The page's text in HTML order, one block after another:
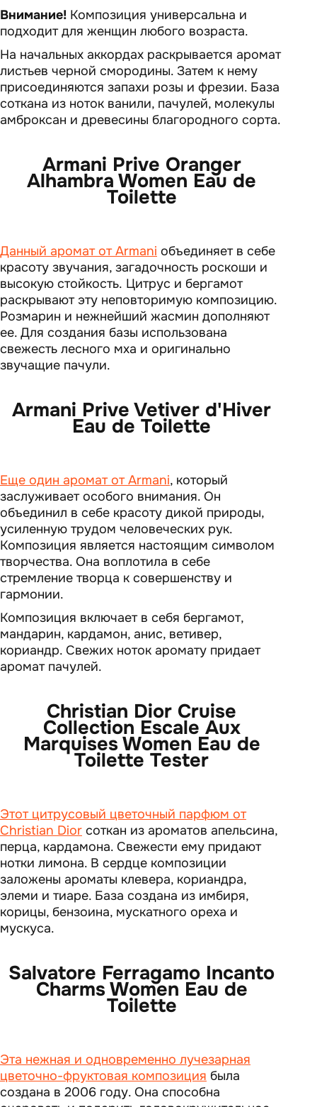
Внимание! Композиция универсальна и
подходит для женщин любого возраста.
На начальных аккордах раскрывается аромат
листьев черной смородины. Затем к нему
присоединяются запахи розы и фрезии. База
соткана из ноток ванили, пачулей, молекулы
амброксан и древесины благородного сорта.
Armani Prive Oranger
Alhambra Women Eau de
Toilette
Данный аромат от Armani объединяет в себе
красоту звучания, загадочность роскоши и
высокую стойкость. Цитрус и бергамот
раскрывают эту неповторимую композицию.
Розмарин и нежнейший жасмин дополняют
ее. Для создания базы использована
свежесть лесного мха и оригинально
звучащие пачули.
Armani Prive Vetiver d'Hiver
Eau de Toilette
Еще один аромат от Armani, который
заслуживает особого внимания. Он
объединил в себе красоту дикой природы,
усиленную трудом человеческих рук.
Композиция является настоящим символом
творчества. Она воплотила в себе
стремление творца к совершенству и
гармонии.
Композиция включает в себя бергамот,
мандарин, кардамон, анис, ветивер,
кориандр. Свежих ноток аромату придает
аромат пачулей.
Christian Dior Cruise
Collection Escale Aux
Marquises Women Eau de
Toilette Tester
Этот цитрусовый цветочный парфюм от
Christian Dior соткан из ароматов апельсина,
перца, кардамона. Свежести ему придают
нотки лимона. В сердце композиции
заложены ароматы клевера, кориандра,
элеми и тиаре. База создана из имбиря,
корицы, бензоина, мускатного ореха и
мускуса.
Salvatore Ferragamo Incanto
Charms Women Eau de
Toilette
Эта нежная и одновременно лучезарная
цветочно-фруктовая композиция была
создана в 2006 году. Она способна